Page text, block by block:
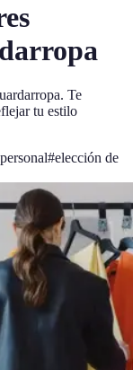
Te
tu estilo
#elección de